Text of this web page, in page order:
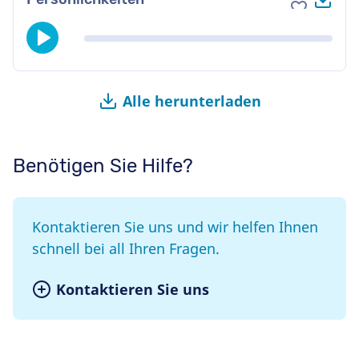
Zu
Alle herunterladen
Benötigen Sie Hilfe?
Kontaktieren Sie uns und wir helfen Ihnen
schnell bei all Ihren Fragen.
Kontaktieren Sie uns